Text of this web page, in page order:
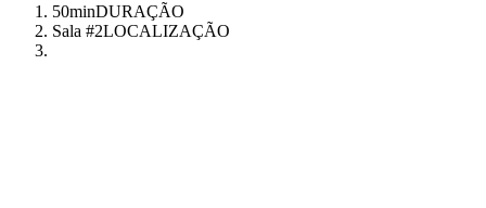
50minDURAÇÃO
Sala #2LOCALIZAÇÃO